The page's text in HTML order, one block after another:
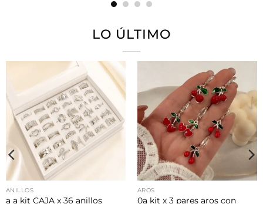
LO ÚLTIMO
ANILLOS
a a kit CAJA x 36 anillos
AROS
0a kit x 3 pares aros con